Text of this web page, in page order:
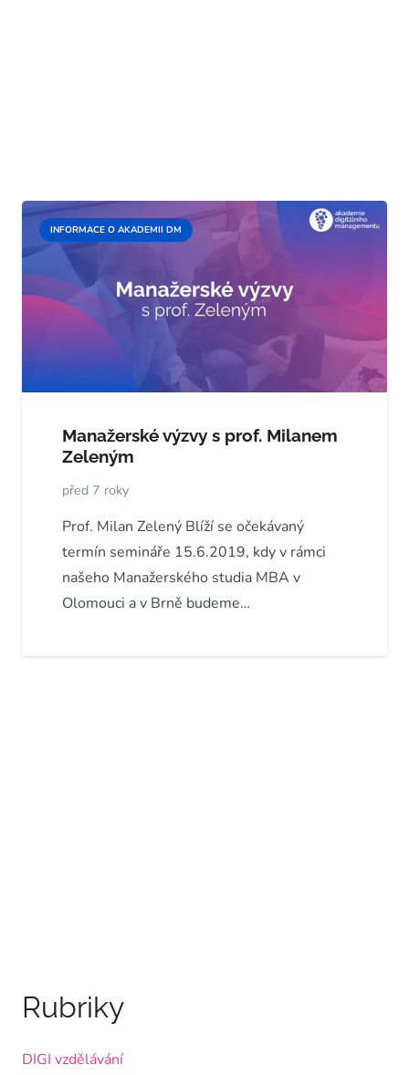
INFORMACE O AKADEMII DM
Manažerské výzvy s prof. Milanem
Zeleným
před 7 roky
Prof. Milan Zelený Blíží se očekávaný
termín semináře 15.6.2019, kdy v rámci
našeho Manažerského studia MBA v
Olomouci a v Brně budeme…
Rubriky
DIGI vzdělávání